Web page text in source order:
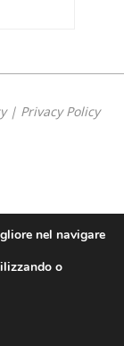
| Privacy Policy
nel navigare
o